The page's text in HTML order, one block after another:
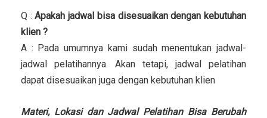
Q :Apakah jadwal bisa disesuaikan dengan kebutuhan
klien ?
A : Pada umumnya kami sudah menentukan jadwal-
jadwal pelatihannya. Akan tetapi, jadwal pelatihan
dapat disesuaikan juga dengan kebutuhan klien
Materi, Lokasi dan Jadwal Pelatihan Bisa Berubah